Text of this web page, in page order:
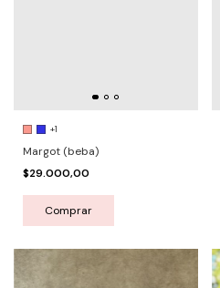
+1
Margot (beba)
$29.000,00
Comprar